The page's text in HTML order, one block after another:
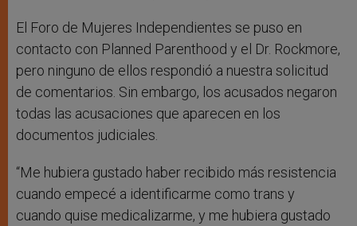
El Foro de Mujeres Independientes se puso en
contacto con Planned Parenthood y el Dr. Rockmore,
pero ninguno de ellos respondió a nuestra solicitud
de comentarios. Sin embargo, los acusados ​​negaron
todas las acusaciones que aparecen en los
documentos judiciales.
“Me hubiera gustado haber recibido más resistencia
cuando empecé a identificarme como trans y
cuando quise medicalizarme, y me hubiera gustado